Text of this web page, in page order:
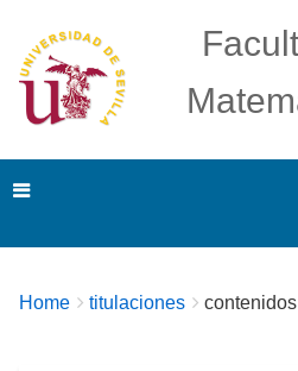
Breadcrumbs
You
Home titulaciones